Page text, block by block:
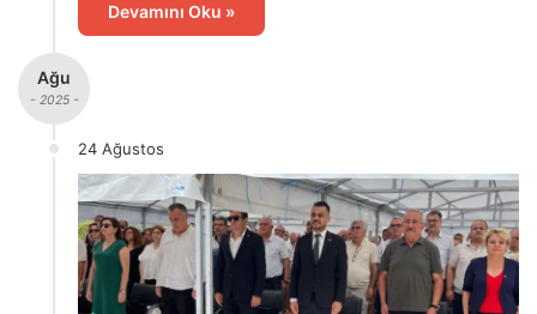
Devamını Oku »
Ağu
- 2025 -
24 Ağustos